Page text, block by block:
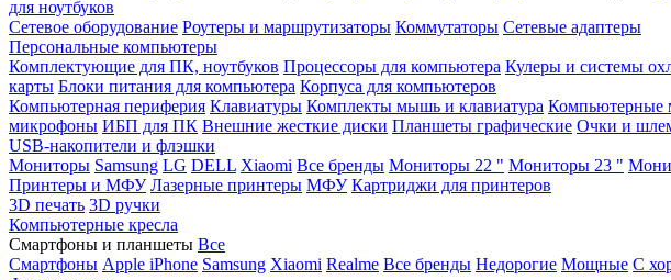
для ноутбуков
Сетевое оборудование Роутеры и маршрутизаторы Коммутаторы Сетевые адаптеры
Персональные компьютеры
Комплектующие для ПК, ноутбуков Процессоры для компьютера Кулеры и системы
карты Блоки питания для компьютера Корпуса для компьютеров
Компьютерная периферия Клавиатуры Комплекты мышь и клавиатура
микрофоны ИБП для ПК Внешние жесткие диски Планшеты графические Очки и
USB-накопители и флэшки
Мониторы Samsung LG DELL Xiaomi Все бренды Мониторы 22 " Мониторы 23 "
Принтеры и МФУ Лазерные принтеры МФУ Картриджи для принтеров
3D печать 3D ручки
Компьютерные кресла
Смартфоны и планшеты Все
Смартфоны Apple iPhone Samsung Xiaomi Realme Все бренды Недорогие Мощные С